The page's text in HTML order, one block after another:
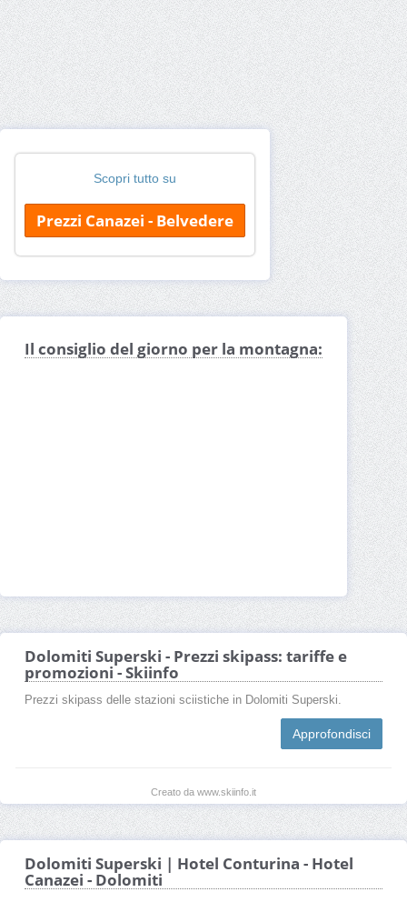
Scopri tutto su
Prezzi Canazei - Belvedere
Il consiglio del giorno per la montagna:
Dolomiti Superski - Prezzi skipass: tariffe e
promozioni - Skiinfo
Prezzi skipass delle stazioni sciistiche in Dolomiti Superski.
Approfondisci
Creato da www.skiinfo.it
Dolomiti Superski | Hotel Conturina - Hotel
Canazei - Dolomiti